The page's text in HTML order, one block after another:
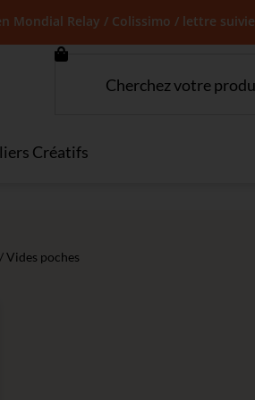
Mondial Relay / Colissimo / lettre suivie
Créatifs
/ Vides poches